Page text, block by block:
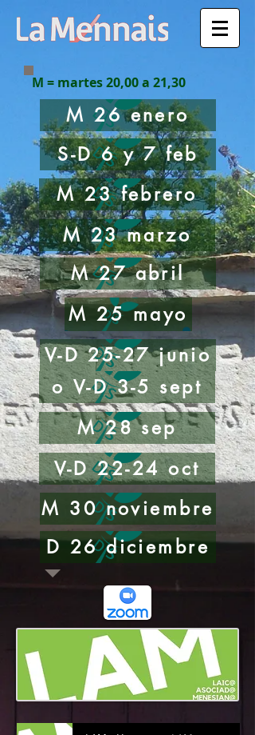
M = martes 20,00 a 21,30
M 26 enero
S-D 6 y 7 feb
M 23 febrero
M 23 marzo
M 27 abril
M 25 mayo
V-D 25-27 junio
o V-D 3-5 sept
M 28 sep
V-D 22-24 oct
M 30 noviembre
D 26 diciembre